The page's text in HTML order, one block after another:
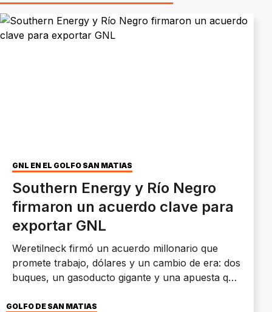
GNL EN EL GOLFO SAN MATÍAS
Southern Energy y Río Negro
firmaron un acuerdo clave para
exportar GNL
Weretilneck firmó un acuerdo millonario que
promete trabajo, dólares y un cambio de era: dos
buques, un gasoducto gigante y una apuesta que
GOLFO DE SAN MATÍAS